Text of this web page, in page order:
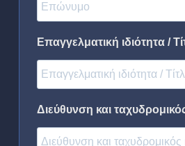
Επαγγελματική ιδιότητα /
Διεύθυνση και